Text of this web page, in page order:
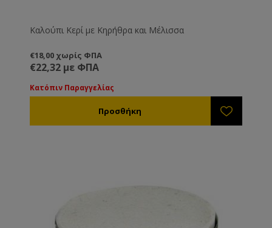
Καλούπι Κερί με Κηρήθρα και Μέλισσα
€18,00 χωρίς ΦΠΑ
€22,32 με ΦΠΑ
Κατόπιν Παραγγελίας